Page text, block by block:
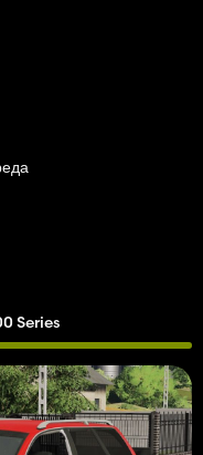
Series